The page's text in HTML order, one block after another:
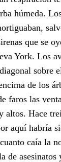
húmeda.
que se
York. Los
sobre
de los
faros las
altos. Hace
aquí habría
caía la
de asesinatos